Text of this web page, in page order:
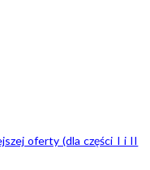
oferty (dla części I i II